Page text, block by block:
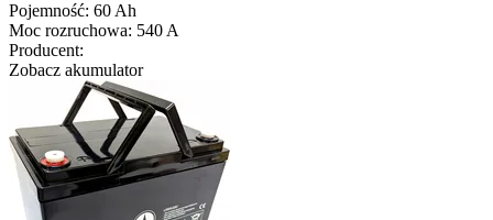
Pojemność: 60 Ah
Moc rozruchowa: 540 A
Producent:
Zobacz akumulator